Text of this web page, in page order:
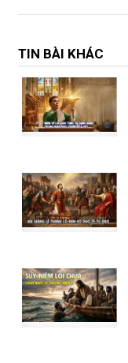
TIN BÀI KHÁC